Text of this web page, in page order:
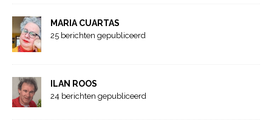
MARIA CUARTAS
25 berichten gepubliceerd
ILAN ROOS
24 berichten gepubliceerd